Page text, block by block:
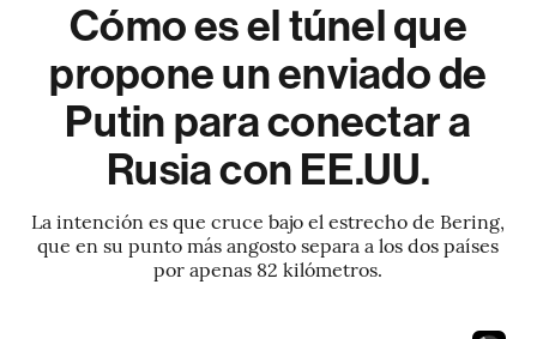
Cómo es el túnel que
propone un enviado de
Putin para conectar a
Rusia con EE.UU.
La intención es que cruce bajo el estrecho de Bering,
que en su punto más angosto separa a los dos países
por apenas 82 kilómetros.